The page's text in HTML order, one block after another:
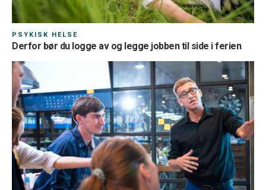
PSYKISK HELSE
Derfor bør du logge av og legge jobben til side i ferien